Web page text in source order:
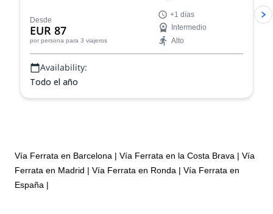
certificados de su equipo.
Desde
EUR 87
por persona para 3 viajeros
+1 días
Intermedio
Alto
Availability:
Todo el año
Vía Ferrata en Barcelona | Vía Ferrata en la Costa Brava | Vía
Ferrata en Madrid | Vía Ferrata en Ronda | Vía Ferrata en
España |